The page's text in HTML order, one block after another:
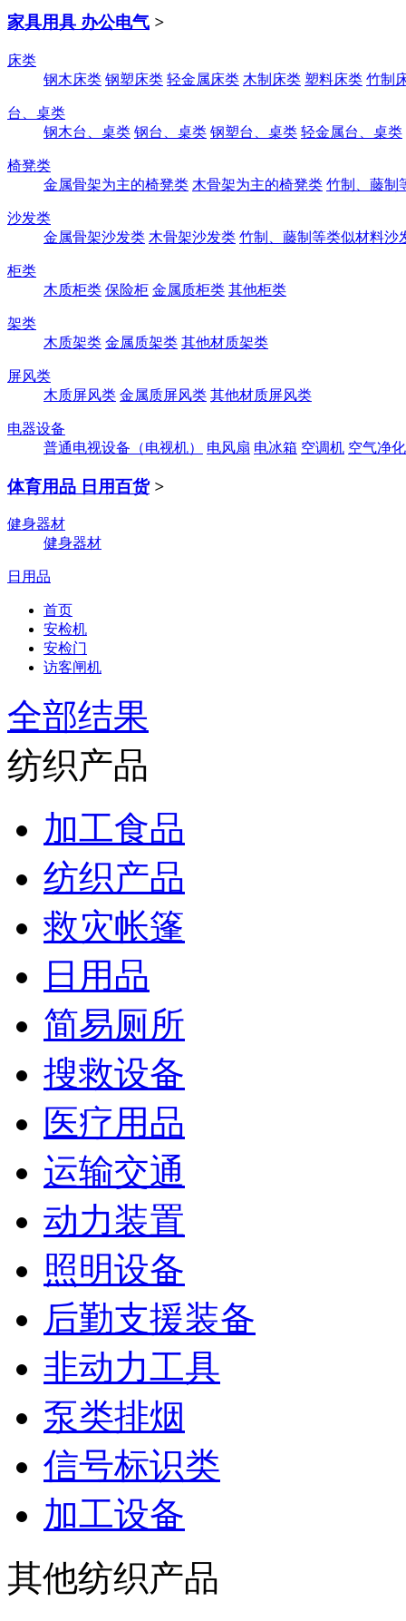
家具用具 办公电气 >
床类
钢木床类 钢塑床类 轻金属床类 木制床类 塑料床类 竹制
台、桌类
钢木台、桌类 钢台、桌类 钢塑台、桌类 轻金属台、桌类
椅凳类
金属骨架为主的椅凳类 木骨架为主的椅凳类 竹制、藤制
沙发类
金属骨架沙发类 木骨架沙发类 竹制、藤制等类似材料沙
柜类
木质柜类 保险柜 金属质柜类 其他柜类
架类
木质架类 金属质架类 其他材质架类
屏风类
木质屏风类 金属质屏风类 其他材质屏风类
电器设备
普通电视设备（电视机）
电风扇 电冰箱 空调机 空气净
体育用品 日用百货 >
健身器材
健身器材
日用品
首页
安检机
安检门
访客闸机
全部结果
纺织产品
加工食品
纺织产品
救灾帐篷
日用品
简易厕所
搜救设备
医疗用品
运输交通
动力装置
照明设备
后勤支援装备
非动力工具
泵类排烟
信号标识类
加工设备
其他纺织产品